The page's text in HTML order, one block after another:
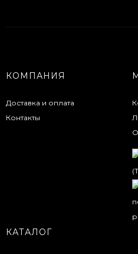
КОМПАНИЯ
Доставка и оплата
Контакты
КАТАЛОГ